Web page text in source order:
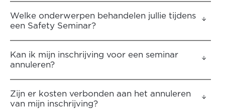
Welke onderwerpen behandelen jullie tijdens
een Safety Seminar?
Kan ik mijn inschrijving voor een seminar
annuleren?
Zijn er kosten verbonden aan het annuleren
van mijn inschrijving?